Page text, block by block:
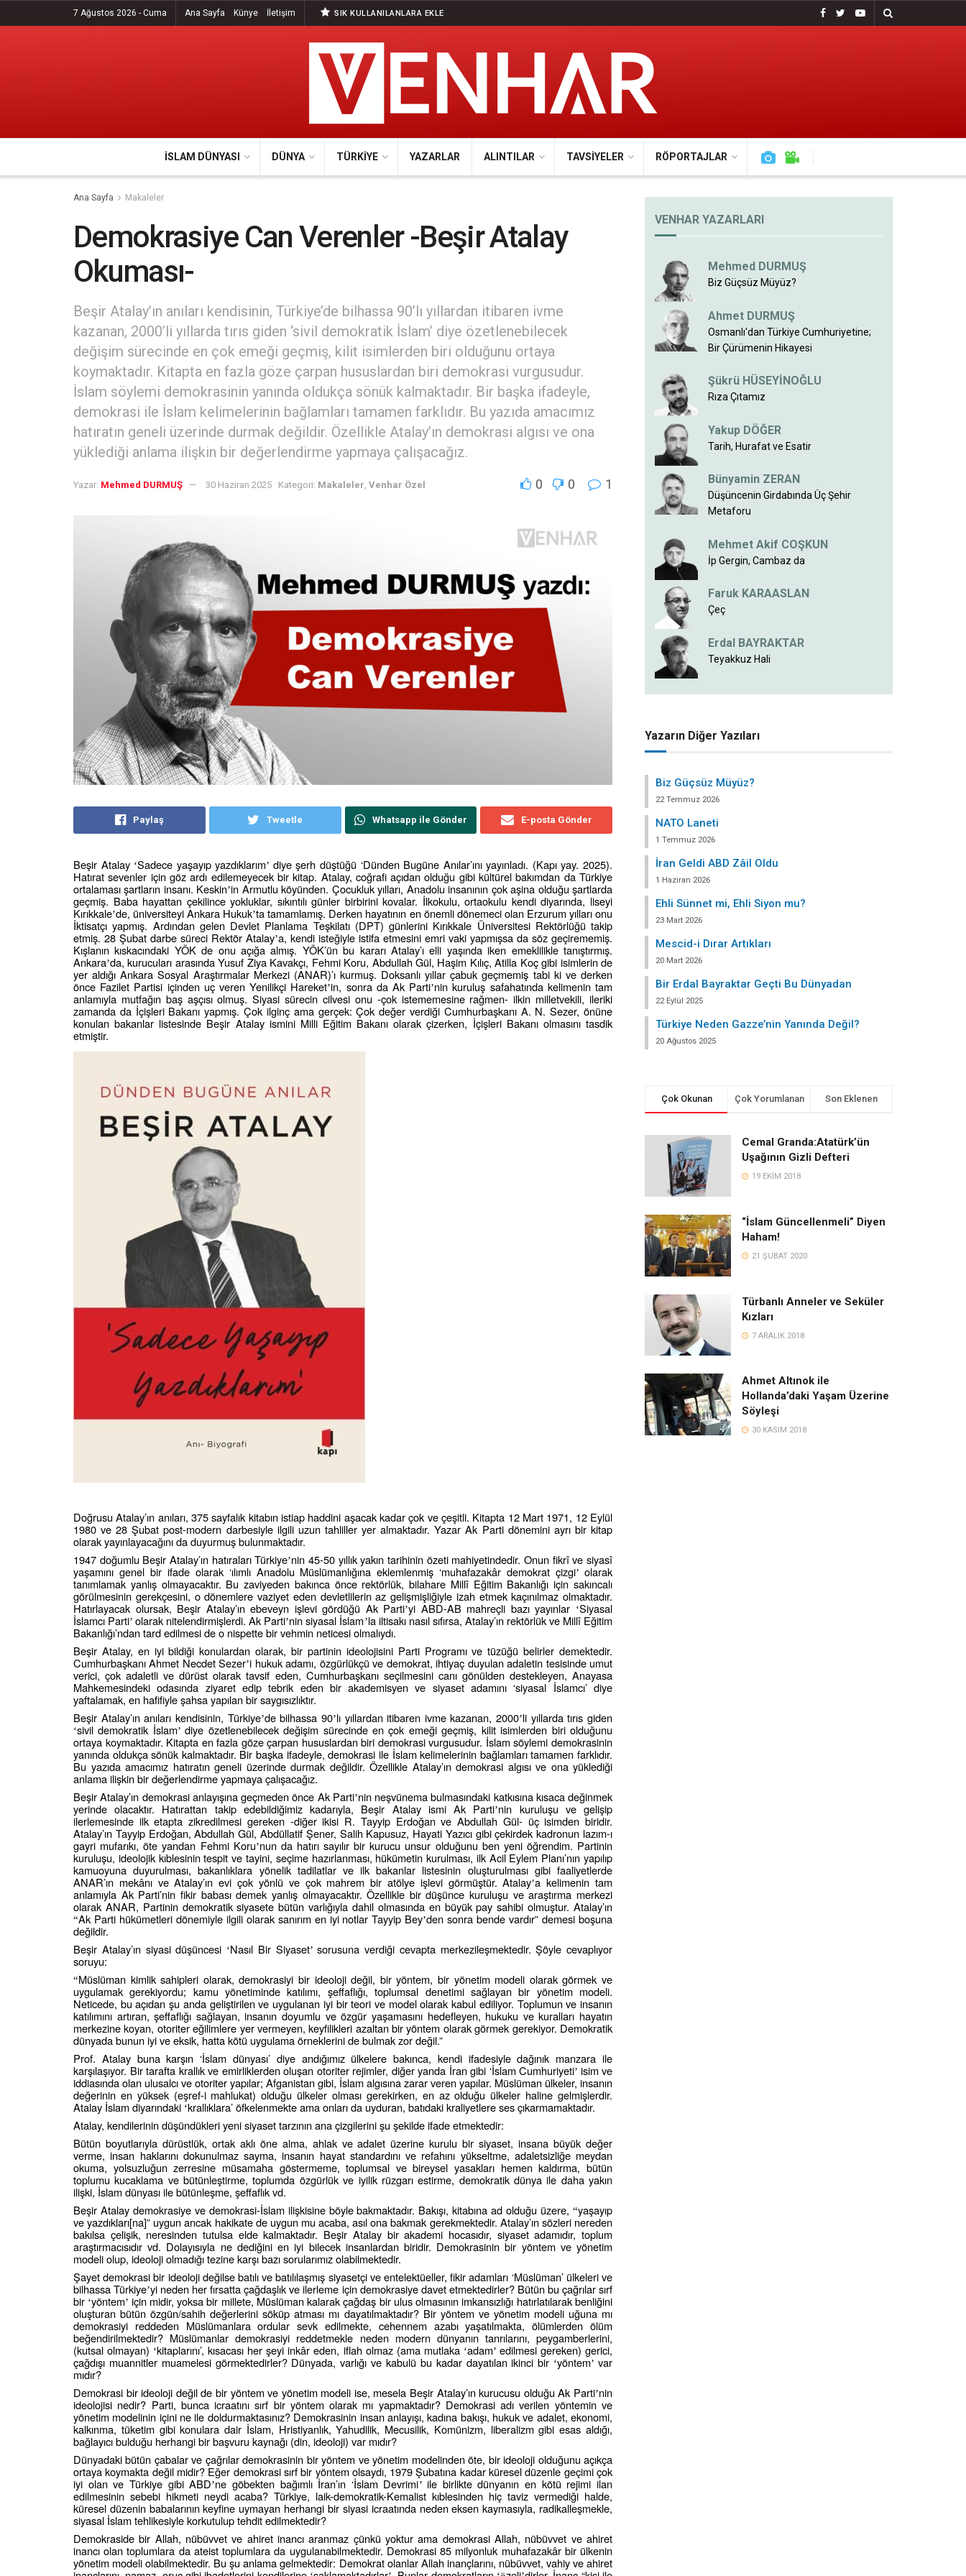
7 Ağustos 2026 - Cuma Ana Sayfa Künye İletişim SIK KULLANILANLARA EKLE
İSLAM DÜNYASI DÜNYA TÜRKIYE YAZARLAR ALINTILAR TAVSIYELER RÖPORTAJLAR
Ana Sayfa Makaleler
Demokrasiye Can Verenler -Beşir Atalay
Okuması-
Beşir Atalay’ın anıları kendisinin, Türkiye’de bilhassa 90’lı yıllardan itibaren ivme
kazanan, 2000’li yıllarda tırıs giden ‘sivil demokratik İslam’ diye özetlenebilecek
değişim sürecinde en çok emeği geçmiş, kilit isimlerden biri olduğunu ortaya
koymaktadır. Kitapta en fazla göze çarpan hususlardan biri demokrasi vurgusudur.
İslam söylemi demokrasinin yanında oldukça sönük kalmaktadır. Bir başka ifadeyle,
demokrasi ile İslam kelimelerinin bağlamları tamamen farklıdır. Bu yazıda amacımız
hatıratın geneli üzerinde durmak değildir. Özellikle Atalay’ın demokrasi algısı ve ona
yüklediği anlama ilişkin bir değerlendirme yapmaya çalışacağız.
Yazar: Mehmed DURMUŞ 30 Haziran 2025 Kategori: Makaleler Venhar Özel 0 0 1
Paylaş Tweetle Whatsapp ile Gönder E-posta Gönder
Beşir Atalay ‘Sadece yaşayıp yazdıklarım’ diye şerh düştüğü ‘Dünden Bugüne Anılar’ını yayınladı. (Kapı yay. 2025).
Hatırat sevenler için göz ardı edilemeyecek bir kitap. Atalay, coğrafi açıdan olduğu gibi kültürel bakımdan da Türkiye
ortalaması şartların insanı. Keskin’in Armutlu köyünden. Çocukluk yılları, Anadolu insanının çok aşina olduğu şartlarda
geçmiş. Baba hayattan çekilince yokluklar, sıkıntılı günler birbirini kovalar. İlkokulu, ortaokulu kendi diyarında, liseyi
Kırıkkale’de, üniversiteyi Ankara Hukuk’ta tamamlamış. Derken hayatının en önemli dönemeci olan Erzurum yılları onu
İktisatçı yapmış. Ardından gelen Devlet Planlama Teşkilatı (DPT) günlerini Kırıkkale Üniversitesi Rektörlüğü takip
etmiş. 28 Şubat darbe süreci Rektör Atalay’a, kendi isteğiyle istifa etmesini emri vaki yapmışsa da söz geçirememiş.
Kışlanın kıskacındaki YÖK de onu açığa almış. YÖK’ün bu kararı Atalay’ı elli yaşında iken emeklilikle tanıştırmış.
Ankara’da, kurucuları arasında Yusuf Ziya Kavakçı, Fehmi Koru, Abdullah Gül, Haşim Kılıç, Atilla Koç gibi isimlerin de
yer aldığı Ankara Sosyal Araştırmalar Merkezi (ANAR)’ı kurmuş. Doksanlı yıllar çabuk geçmemiş tabi ki ve derken
önce Fazilet Partisi içinden uç veren Yenilikçi Hareket’in, sonra da Ak Parti’nin kuruluş safahatında kelimenin tam
anlamıyla mutfağın baş aşçısı olmuş. Siyasi sürecin cilvesi onu -çok istememesine rağmen- ilkin milletvekili, ileriki
zamanda da İçişleri Bakanı yapmış. Çok ilginç ama gerçek: Çok değer verdiği Cumhurbaşkanı A. N. Sezer, önüne
konulan bakanlar listesinde Beşir Atalay ismini Milli Eğitim Bakanı olarak çizerken, İçişleri Bakanı olmasını tasdik
etmiştir.
Doğrusu Atalay’ın anıları, 375 sayfalık kitabın istiap haddini aşacak kadar çok ve çeşitli. Kitapta 12 Mart 1971, 12 Eylül
1980 ve 28 Şubat post-modern darbesiyle ilgili uzun tahliller yer almaktadır. Yazar Ak Parti dönemini ayrı bir kitap
olarak yayınlayacağını da duyurmuş bulunmaktadır.
1947 doğumlu Beşir Atalay’ın hatıraları Türkiye’nin 45-50 yıllık yakın tarihinin özeti mahiyetindedir. Onun fikrî ve siyasî
yaşamını genel bir ifade olarak ‘ılımlı Anadolu Müslümanlığına eklemlenmiş ‘muhafazakâr demokrat çizgi’olarak
tanımlamak yanlış olmayacaktır. Bu zaviyeden bakınca önce rektörlük, bilahare Millî Eğitim Bakanlığı için sakıncalı
görülmesinin gerekçesini, o dönemlere vaziyet eden devletlilerin az gelişmişliğiyle izah etmek kaçınılmaz olmaktadır.
Hatırlayacak olursak, Beşir Atalay’ın ebeveyn işlevi gördüğü Ak Parti’yi ABD-AB mahreçli bazı yayınlar ‘Siyasal
İslamcı Parti’olarak nitelendirmişlerdi. Ak Parti’nin siyasal İslam’la iltisakı nasıl sıfırsa, Atalay’ın rektörlük ve Millî Eğitim
Bakanlığı’ndan tard edilmesi de o nispette bir vehmin neticesi olmalıydı.
Beşir Atalay, en iyi bildiği konulardan olarak, bir partinin ideolojisini Parti Programı ve tüzüğü belirler demektedir.
Cumhurbaşkanı Ahmet Necdet Sezer’i hukuk adamı, özgürlükçü ve demokrat, ihtiyaç duyulan adaletin tesisinde umut
verici, çok adaletli ve dürüst olarak tavsif eden, Cumhurbaşkanı seçilmesini canı gönülden destekleyen, Anayasa
Mahkemesindeki odasında ziyaret edip tebrik eden bir akademisyen ve siyaset adamını ‘siyasal İslamcı’ diye
yaftalamak, en hafifiyle şahsa yapılan bir saygısızlıktır.
Beşir Atalay’ın anıları kendisinin, Türkiye’de bilhassa 90’lı yıllardan itibaren ivme kazanan, 2000’li yıllarda tırıs giden
‘sivil demokratik İslam’diye özetlenebilecek değişim sürecinde en çok emeği geçmiş, kilit isimlerden biri olduğunu
ortaya koymaktadır. Kitapta en fazla göze çarpan hususlardan biri demokrasi vurgusudur. İslam söylemi demokrasinin
yanında oldukça sönük kalmaktadır. Bir başka ifadeyle, demokrasi ile İslam kelimelerinin bağlamları tamamen farklıdır.
Bu yazıda amacımız hatıratın geneli üzerinde durmak değildir. Özellikle Atalay’ın demokrasi algısı ve ona yüklediği
anlama ilişkin bir değerlendirme yapmaya çalışacağız.
Beşir Atalay’ın demokrasi anlayışına geçmeden önce Ak Parti’nin neşvünema bulmasındaki katkısına kısaca değinmek
yerinde olacaktır. Hatırattan takip edebildiğimiz kadarıyla, Beşir Atalay ismi Ak Parti’nin kuruluşu ve gelişip
ilerlemesinde ilk etapta zikredilmesi gereken -diğer ikisi R. Tayyip Erdoğan ve Abdullah Gül- üç isimden biridir.
Atalay’ın Tayyip Erdoğan, Abdullah Gül, Abdüllatif Şener, Salih Kapusuz, Hayati Yazıcı gibi çekirdek kadronun lazım-ı
gayri mufarıkı, öte yandan Fehmi Koru’nun da hatırı sayılır bir kurucu unsur olduğunu ben yeni öğrendim. Partinin
kuruluşu, ideolojik kıblesinin tespit ve tayini, seçime hazırlanması, hükümetin kurulması, ilk Acil Eylem Planı’nın yapılıp
kamuoyuna duyurulması, bakanlıklara yönelik tadilatlar ve ilk bakanlar listesinin oluşturulması gibi faaliyetlerde
ANAR’ın mekânı ve Atalay’ın evi çok yönlü ve çok mahrem bir atölye işlevi görmüştür. Atalay’a kelimenin tam
anlamıyla Ak Parti’nin fikir babası demek yanlış olmayacaktır. Özellikle bir düşünce kuruluşu ve araştırma merkezi
olarak ANAR, Partinin demokratik siyasete bütün varlığıyla dahil olmasında en büyük pay sahibi olmuştur. Atalay’ın
“Ak Parti hükümetleri dönemiyle ilgili olarak sanırım en iyi notlar Tayyip Bey’den sonra bende vardır” demesi boşuna
değildir.
Beşir Atalay’ın siyasi düşüncesi ‘Nasıl Bir Siyaset’sorusuna verdiği cevapta merkezileşmektedir. Şöyle cevaplıyor
soruyu:
“Müslüman kimlik sahipleri olarak, demokrasiyi bir ideoloji değil, bir yöntem, bir yönetim modeli olarak görmek ve
uygulamak gerekiyordu; kamu yönetiminde katılımı, şeffaflığı, toplumsal denetimi sağlayan bir yönetim modeli.
Neticede, bu açıdan şu anda geliştirilen ve uygulanan iyi bir teori ve model olarak kabul ediliyor. Toplumun ve insanın
katılımını artıran, şeffaflığı sağlayan, insanın doyumlu ve özgür yaşamasını hedefleyen, hukuku ve kuralları hayatın
merkezine koyan, otoriter eğilimlere yer vermeyen, keyfilikleri azaltan bir yöntem olarak görmek gerekiyor. Demokratik
dünyada bunun iyi ve eksik, hatta kötü uygulama örneklerini de bulmak zor değil.”
Prof. Atalay buna karşın ‘İslam dünyası’ diye andığımız ülkelere bakınca, kendi ifadesiyle dağınık manzara ile
karşılaşıyor. Bir tarafta krallık ve emirliklerden oluşan otoriter rejimler, diğer yanda İran gibi ‘İslam Cumhuriyeti’ isim ve
iddiasında olan ulusalcı ve otoriter yapılar; Afganistan gibi, İslam algısına zarar veren yapılar. Müslüman ülkeler, insanın
değerinin en yüksek (eşref-i mahlukat) olduğu ülkeler olması gerekirken, en az olduğu ülkeler haline gelmişlerdir.
Atalay İslam diyarındaki ‘krallıklara’ öfkelenmekte ama onları da uyduran, batıdaki kraliyetlere ses çıkarmamaktadır.
Atalay, kendilerinin düşündükleri yeni siyaset tarzının ana çizgilerini şu şekilde ifade etmektedir:
Bütün boyutlarıyla dürüstlük, ortak aklı öne alma, ahlak ve adalet üzerine kurulu bir siyaset, insana büyük değer
verme, insan haklarını dokunulmaz sayma, insanın hayat standardını ve refahını yükseltme, adaletsizliğe meydan
okuma, yolsuzluğun zerresine müsamaha göstermeme, toplumsal ve bireysel yasakları hemen kaldırma, bütün
toplumu kucaklama ve bütünleştirme, toplumda özgürlük ve iyilik rüzgarı estirme, demokratik dünya ile daha yakın
ilişki, İslam dünyası ile bütünleşme, şeffaflık vd.
Beşir Atalay demokrasiye ve demokrasi-İslam ilişkisine böyle bakmaktadır. Bakışı, kitabına ad olduğu üzere, “yaşayıp
ve yazdıkları[na]” uygun ancak hakikate de uygun mu acaba, asıl ona bakmak gerekmektedir. Atalay’ın sözleri nereden
bakılsa çelişik, neresinden tutulsa elde kalmaktadır. Beşir Atalay bir akademi hocasıdır, siyaset adamıdır, toplum
araştırmacısıdır vd. Dolayısıyla ne dediğini en iyi bilecek insanlardan biridir. Demokrasinin bir yöntem ve yönetim
modeli olup, ideoloji olmadığı tezine karşı bazı sorularımız olabilmektedir.
Şayet demokrasi bir ideoloji değilse batılı ve batılılaşmış siyasetçi ve entelektüeller, fikir adamları ‘Müslüman’ ülkeleri ve
bilhassa Türkiye’yi neden her fırsatta çağdaşlık ve ilerleme için demokrasiye davet etmektedirler? Bütün bu çağrılar sırf
bir ‘yöntem’ için midir, yoksa bir millete, Müslüman kalarak çağdaş bir ulus olmasının imkansızlığı hatırlatılarak benliğini
oluşturan bütün özgün/sahih değerlerini söküp atması mı dayatılmaktadır? Bir yöntem ve yönetim modeli uğuna mı
demokrasiyi reddeden Müslümanlara ordular sevk edilmekte, cehennem azabı yaşatılmakta, ölümlerden ölüm
beğendirilmektedir? Müslümanlar demokrasiyi reddetmekle neden modern dünyanın tanrılarını, peygamberlerini,
(kutsal olmayan) ‘kitaplarını’, kısacası her şeyi inkâr eden, iflah olmaz (ama mutlaka ‘adam’ edilmesi gereken) gerici,
çağdışı muannitler muamelesi görmektedirler? Dünyada, varlığı ve kabulü bu kadar dayatılan ikinci bir ‘yöntem’var
mıdır?
Demokrasi bir ideoloji değil de bir yöntem ve yönetim modeli ise, mesela Beşir Atalay’ın kurucusu olduğu Ak Parti’nin
ideolojisi nedir? Parti, bunca icraatını sırf bir yöntem olarak mı yapmaktadır? Demokrasi adı verilen yöntemin ve
yönetim modelinin içini ne ile doldurmaktasınız? Demokrasinin insan anlayışı, kadına bakışı, hukuk ve adalet, ekonomi,
kalkınma, tüketim gibi konulara dair İslam, Hristiyanlık, Yahudilik, Mecusilik, Komünizm, liberalizm gibi esas aldığı,
bağlayıcı bulduğu herhangi bir başvuru kaynağı (din, ideoloji) var mıdır?
Dünyadaki bütün çabalar ve çağrılar demokrasinin bir yöntem ve yönetim modelinden öte, bir ideoloji olduğunu açıkça
ortaya koymakta değil midir? Eğer demokrasi sırf bir yöntem olsaydı, 1979 Şubatına kadar küresel düzenle geçimi çok
iyi olan ve Türkiye gibi ABD’ne göbekten bağımlı İran’ın ‘İslam Devrimi’ile birlikte dünyanın en kötü rejimi ilan
edilmesinin sebebi hikmeti neydi acaba? Türkiye, laik-demokratik-Kemalist kıblesinden hiç taviz vermediği halde,
küresel düzenin babalarının keyfine uymayan herhangi bir siyasi icraatında neden eksen kaymasıyla, radikalleşmekle,
siyasal İslam tehlikesiyle korkutulup tehdit edilmektedir?
Demokraside bir Allah, nübüvvet ve ahiret inancı aranmaz çünkü yoktur ama demokrasi Allah, nübüvvet ve ahiret
inancı olan toplumlara da ateist toplumlara da uygulanabilmektedir. Demokrasi 85 milyonluk muhafazakâr bir ülkenin
yönetim modeli olabilmektedir. Bu şu anlama gelmektedir: Demokrat olanlar Allah inançlarını, nübüvvet, vahiy ve ahiret
VENHAR YAZARLARI
Mehmed DURMUŞ
Biz Güçsüz Müyüz?
Ahmet DURMUŞ
Osmanlı'dan Türkiye Cumhuriyetine;
Bir Çürümenin Hikayesi
Şükrü HÜSEYİNOĞLU
Rıza Çıtamız
Yakup DÖĞER
Tarih, Hurafat ve Esatir
Bünyamin ZERAN
Düşüncenin Girdabında Üç Şehir
Metaforu
Mehmet Akif COŞKUN
İp Gergin, Cambaz da
Faruk KARAASLAN
Çeç
Erdal BAYRAKTAR
Teyakkuz Hali
Yazarın Diğer Yazıları
Biz Güçsüz Müyüz?
22 Temmuz 2026
NATO Laneti
1 Temmuz 2026
İran Geldi ABD Zâil Oldu
1 Haziran 2026
Ehli Sünnet mi, Ehli Siyon mu?
23 Mart 2026
Mescid-i Dırar Artıkları
20 Mart 2026
Bir Erdal Bayraktar Geçti Bu Dünyadan
22 Eylül 2025
Türkiye Neden Gazze’nin Yanında Değil?
20 Ağustos 2025
Çok Okunan Çok Yorumlanan Son Eklenen
Cemal Granda:Atatürk’ün
Uşağının Gizli Defteri
19 EKIM 2018
“İslam Güncellenmeli” Diyen
Haham!
21 ŞUBAT 2020
Türbanlı Anneler ve Seküler
Kızları
7 ARALIK 2018
Ahmet Altınok ile
Hollanda’daki Yaşam Üzerine
Söyleşi
30 KASIM 2018